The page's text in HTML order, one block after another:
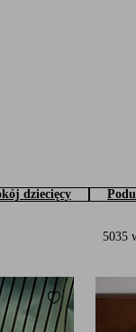
dziecięcy
5035
Dodaj do